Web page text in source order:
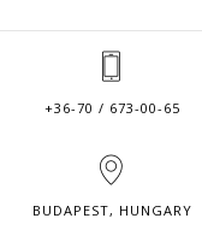
+36-70 / 673-00-65
BUDAPEST, HUNGARY